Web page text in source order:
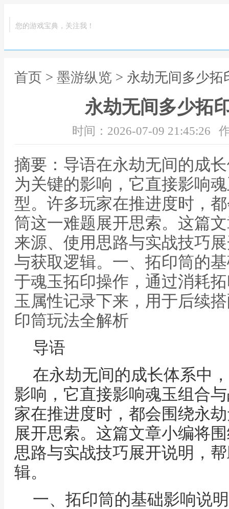
您的游戏宝典，关注我！
首页 > 墨游纵览 > 永劫无间多少拓
永劫无间多少拓
时间：2026-07-09 21:45:26
摘要：导语在永劫无间的成
为关键的影响，它直接影响
型。许多玩家在推进度时，
筒这一难题展开思索。这篇
来源、使用思路与实战技巧
与获取逻辑。一、拓印筒的
于魂玉拓印操作，通过消耗
玉属性记录下来，用于后续
印筒玩法全解析
导语
在永劫无间的成长体系中
影响，它直接影响魂玉组合
家在推进度时，都会围绕永
展开思索。这篇文章小编将
思路与实战技巧展开说明，
辑。
一、拓印筒的基础影响说明